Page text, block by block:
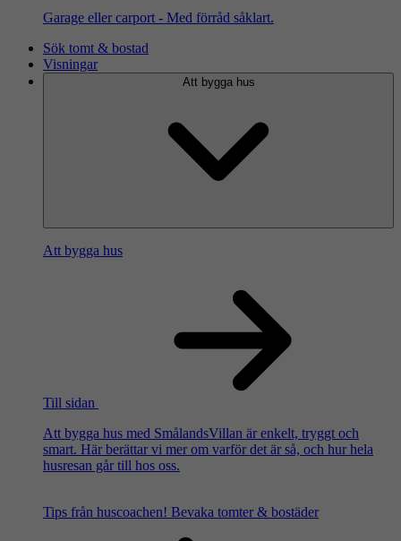
Garage eller carport - Med förråd såklart.
Sök tomt & bostad
Visningar
Att bygga hus
Att bygga hus
Till sidan
Att bygga hus med SmålandsVillan är enkelt, tryggt och
smart. Här berättar vi mer om varför det är så, och hur hela
husresan går till hos oss.
Tips från huscoachen! Bevaka tomter & bostäder